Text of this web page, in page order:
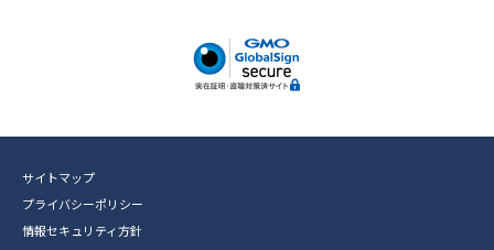
サイトマップ
プライバシーポリシー
情報セキュリティ方針